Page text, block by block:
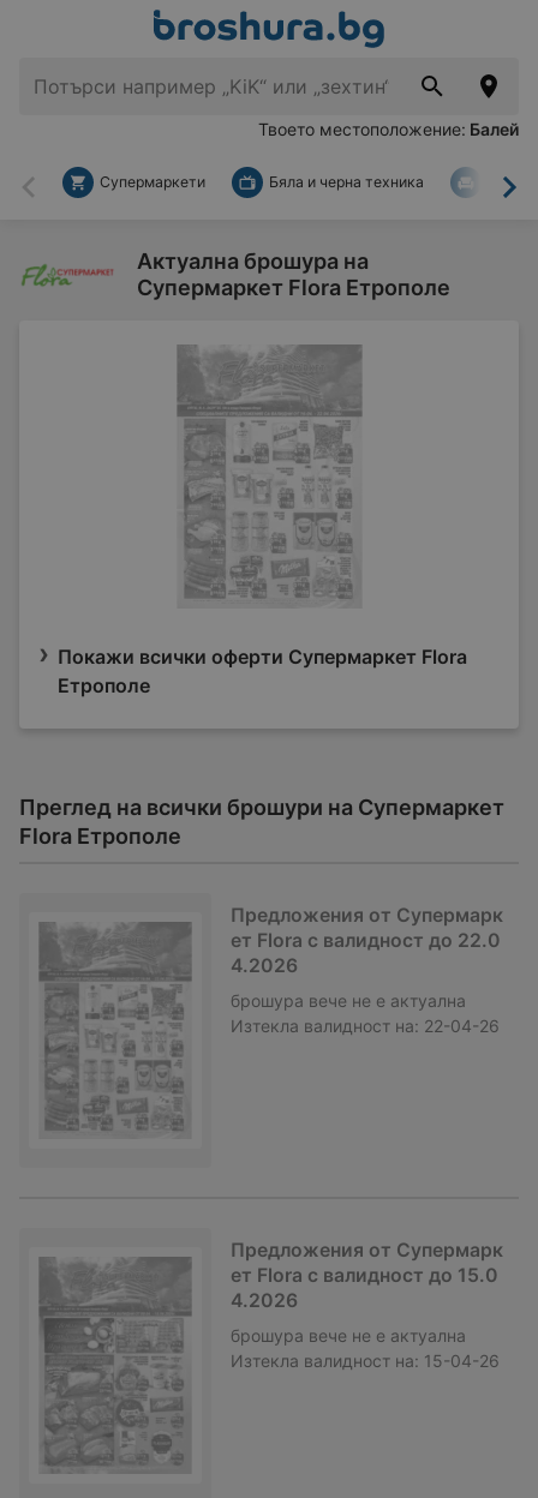
Твоето местоположение: Балей
Назад
Супермаркети Бяла и черна техника За
Актуална брошура на
Супермаркет Flora Етрополе
Покажи всички оферти Супермаркет Flora
Етрополе
Преглед на всички брошури на Супермаркет
Flora Етрополе
Предложения от Супермарк
ет Flora с валидност до 22.0
4.2026
брошура вече не е актуална
Изтекла валидност на: 22-04-26
Предложения от Супермарк
ет Flora с валидност до 15.0
4.2026
брошура вече не е актуална
Изтекла валидност на: 15-04-26